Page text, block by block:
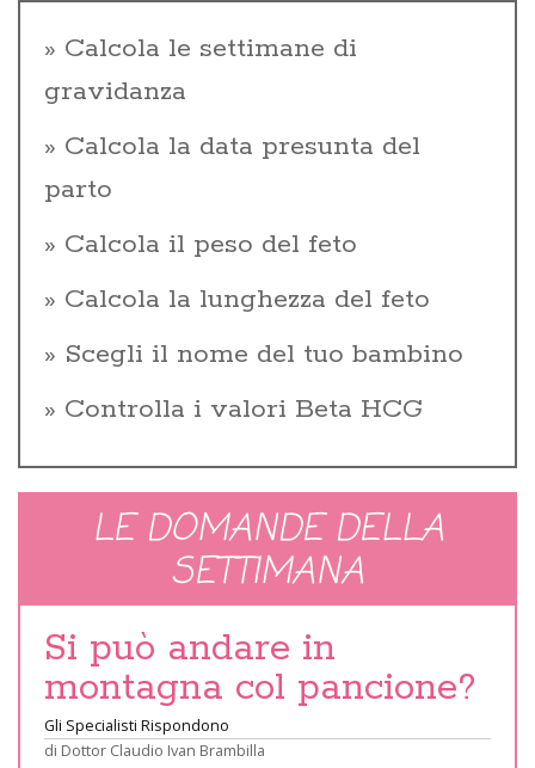
Calcola le settimane di
gravidanza
Calcola la data presunta del
parto
Calcola il peso del feto
Calcola la lunghezza del feto
Scegli il nome del tuo bambino
Controlla i valori Beta HCG
LE DOMANDE DELLA
SETTIMANA
Si può andare in
montagna col pancione?
Gli Specialisti Rispondono
di Dottor Claudio Ivan Brambilla